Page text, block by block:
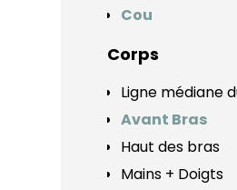
Cou
Corps
Ligne médiane
Avant Bras
Haut des bras
Mains + Doigts